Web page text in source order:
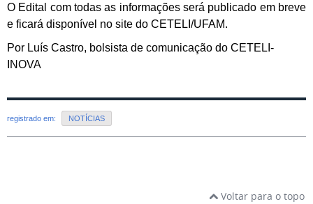
O Edital com todas as informações será publicado em breve
e ficará disponível no site do CETELI/UFAM.
Por Luís Castro, bolsista de comunicação do CETELI-
INOVA
registrado em: NOTÍCIAS
Voltar para o topo